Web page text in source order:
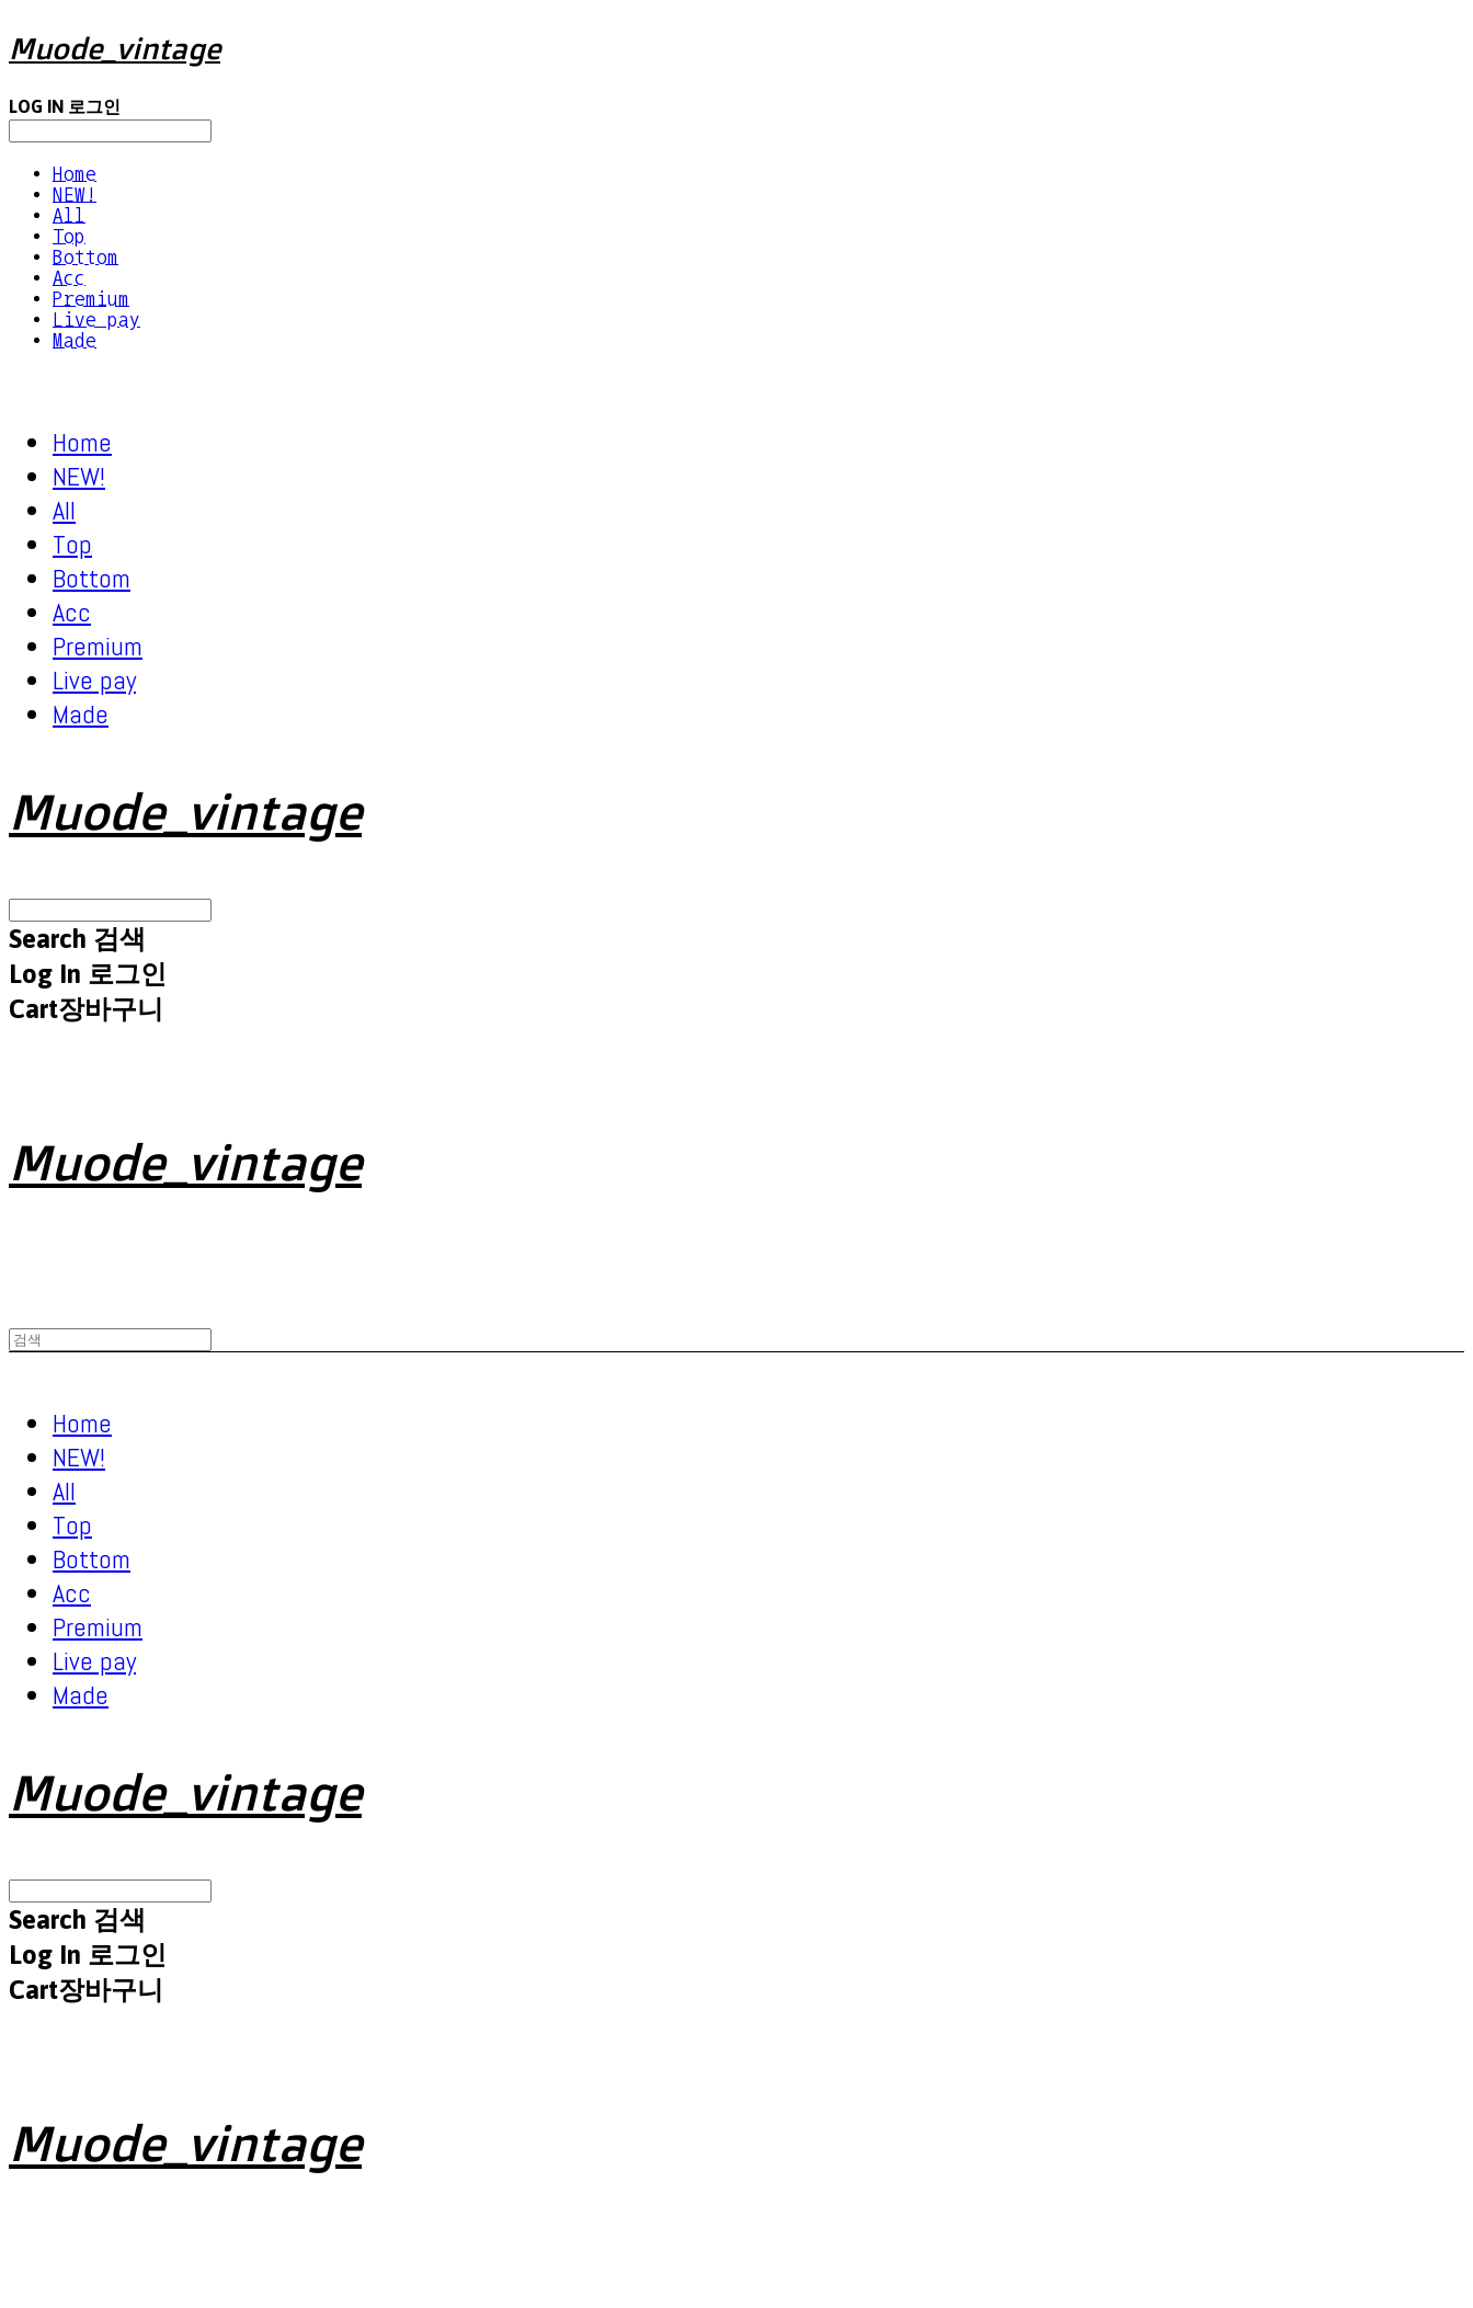
Muode_vintage
LOG IN 로그인
Home
NEW!
All
Top
Bottom
Acc
Premium
Live pay
Made
Home
NEW!
All
Top
Bottom
Acc
Premium
Live pay
Made
Muode_vintage
Search 검색
Log In 로그인
Cart장바구니
Muode_vintage
Home
NEW!
All
Top
Bottom
Acc
Premium
Live pay
Made
Muode_vintage
Search 검색
Log In 로그인
Cart장바구니
Muode_vintage